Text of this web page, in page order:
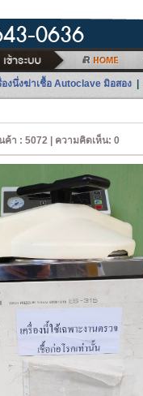
องนึ่งฆ่าเชื้อ Autoclave มิอสอง|
ค้า : 5072 | ความคิดเห็น: 0